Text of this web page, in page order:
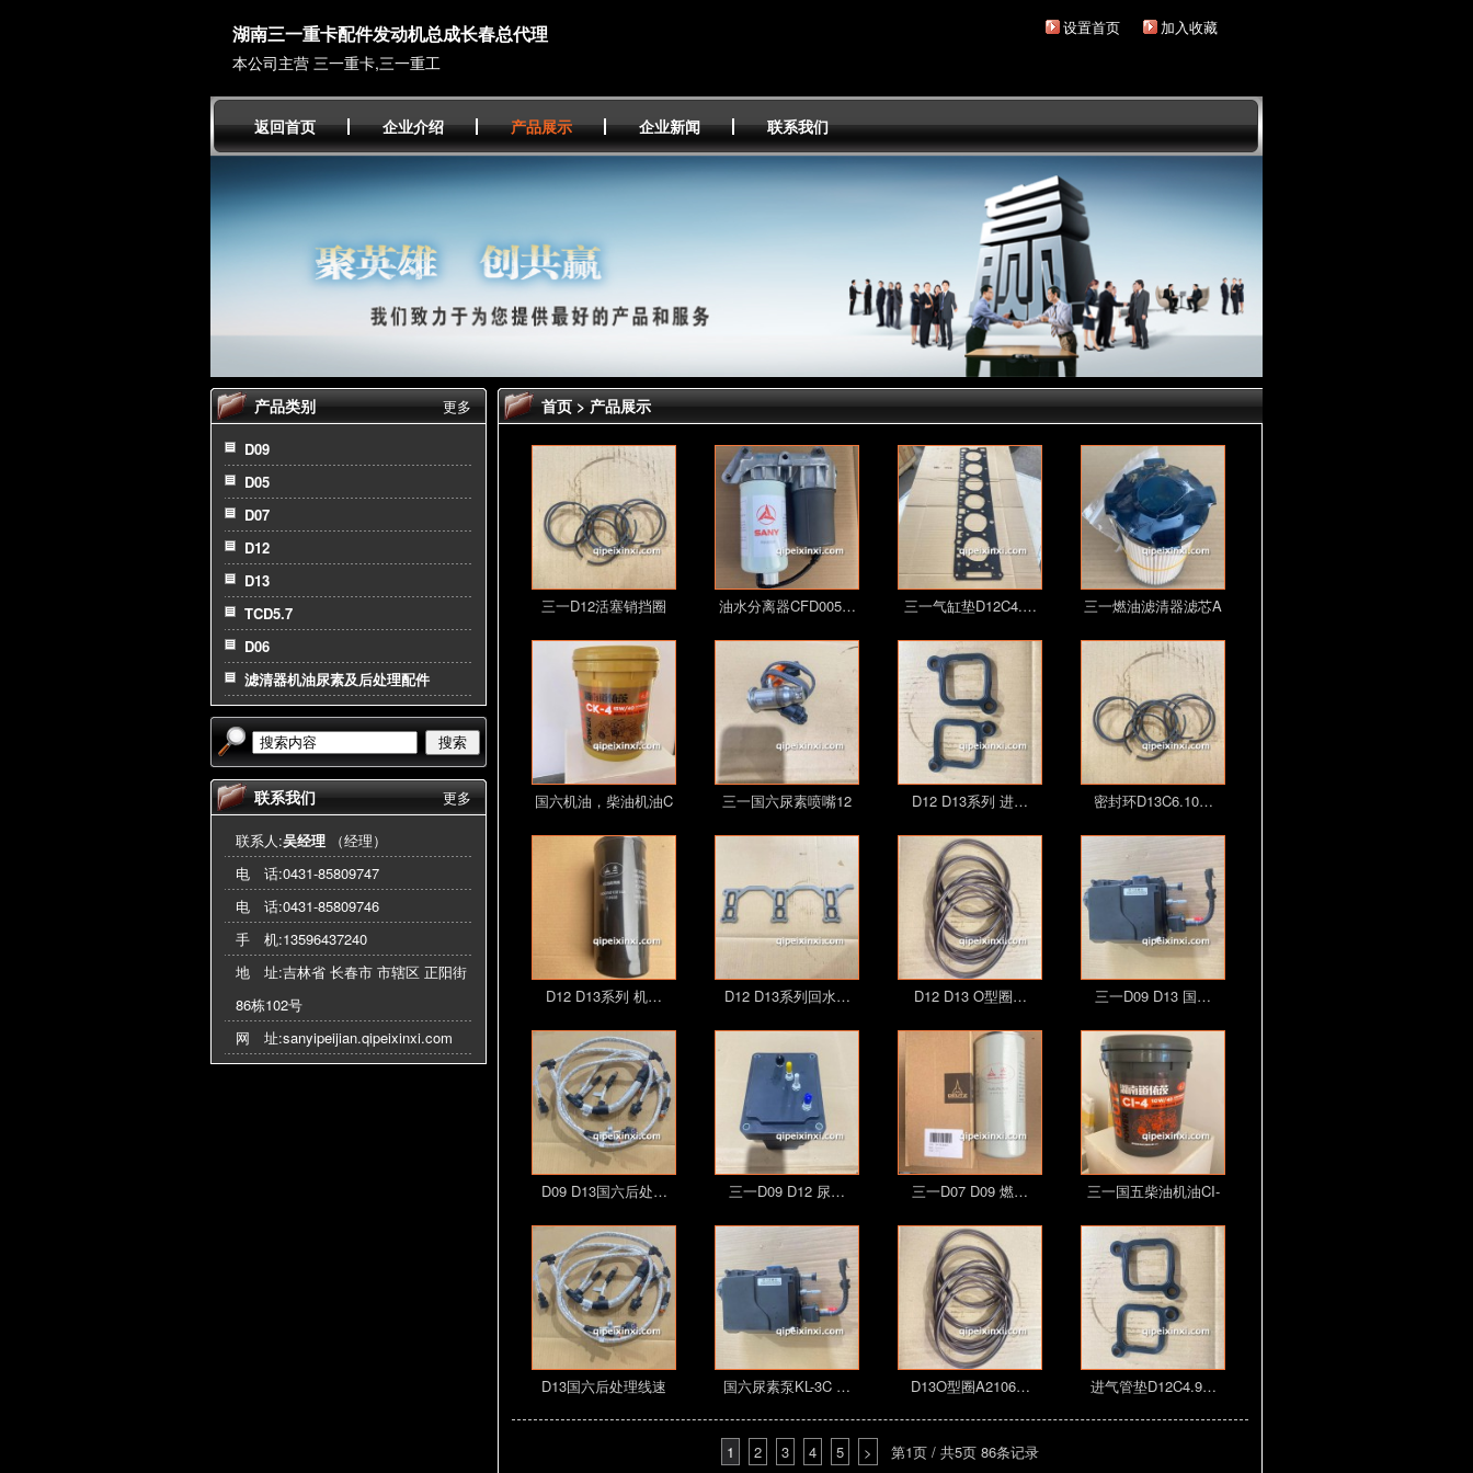
湖南三一重卡配件发动机总成长春总代理
本公司主营 三一重卡,三一重工
设置首页 加入收藏
返回首页 企业介绍 产品展示 企业新闻 联系我们
更多
产品类别
D09
D05
D07
D12
D13
TCD5.7
D06
滤清器机油尿素及后处理配件
搜索
更多
联系我们
联系人:吴经理 （经理）
电 话:0431-85809747
电 话:0431-85809746
手 机:13596437240
地 址:吉林省 长春市 市辖区 正阳街
86栋102号
网 址:sanyipeijian.qipeixinxi.com
首页>产品展示
三一D12活塞销挡圈
D…
油水分离器CFD005… 三一气缸垫D12C4.…
三一燃油滤清器滤芯A
0…
国六机油，柴油机油C
I…
三一国六尿素喷嘴12
0…
D12 D13系列 进… 密封环D13C6.10…
D12 D13系列 机… D12 D13系列回水… D12 D13 O型圈… 三一D09 D13 国…
D09 D13国六后处… 三一D09 D12 尿… 三一D07 D09 燃…
三一国五柴油机油CI-
…
D13国六后处理线速
D…
国六尿素泵KL-3C … D13O型圈A2106… 进气管垫D12C4.9…
1 2 3 4 5 > 第1页 / 共5页 86条记录